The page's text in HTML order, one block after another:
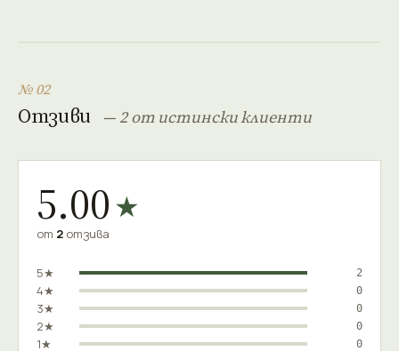
№ 02
Отзиви — 2 от истински клиенти
5.00★
от 2 отзива
5★ 2
4★ 0
3★ 0
2★ 0
1★ 0